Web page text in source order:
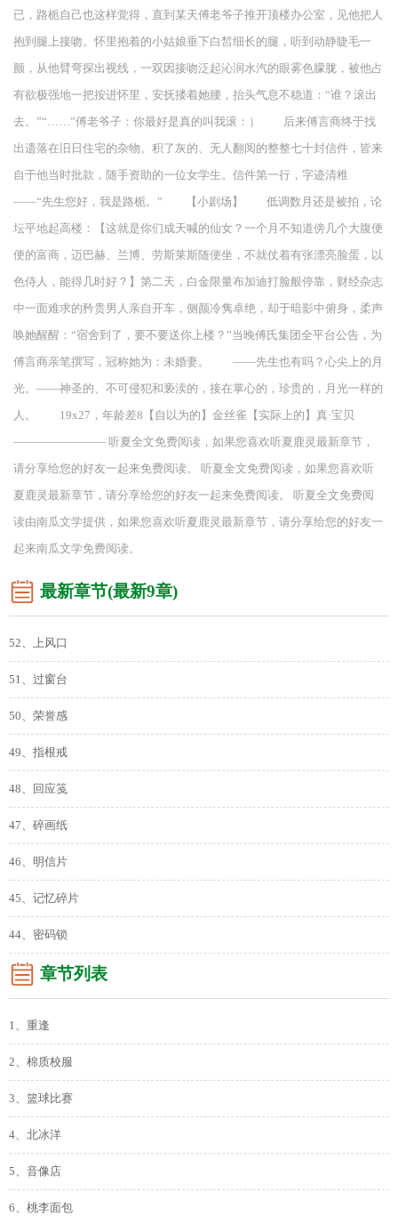
已，路栀自己也这样觉得，直到某天傅老爷子推开顶楼办公室，见他把人
抱到腿上接吻。怀里抱着的小姑娘垂下白皙细长的腿，听到动静睫毛一
颤，从他臂弯探出视线，一双因接吻泛起沁润水汽的眼雾色朦胧，被他占
有欲极强地一把按进怀里，安抚搂着她腰，抬头气息不稳道：“谁？滚出
去。”“……”傅老爷子：你最好是真的叫我滚：） 后来傅言商终于找
出遗落在旧日住宅的杂物。积了灰的、无人翻阅的整整七十封信件，皆来
自于他当时批款，随手资助的一位女学生。信件第一行，字迹清稚
——“先生您好，我是路栀。” 【小剧场】 低调数月还是被拍，论
坛平地起高楼：【这就是你们成天喊的仙女？一个月不知道傍几个大腹便
便的富商，迈巴赫、兰博、劳斯莱斯随便坐，不就仗着有张漂亮脸蛋，以
色侍人，能得几时好？】第二天，白金限量布加迪打脸般停靠，财经杂志
中一面难求的矜贵男人亲自开车，侧颜冷隽卓绝，却于暗影中俯身，柔声
唤她醒醒：“宿舍到了，要不要送你上楼？”当晚傅氏集团全平台公告，为
傅言商亲笔撰写，冠称她为：未婚妻。 ——先生也有吗？心尖上的月
光。——神圣的、不可侵犯和亵渎的，接在掌心的，珍贵的，月光一样的
人。 19x27，年龄差8【自以为的】金丝雀【实际上的】真·宝贝
———————— 听夏全文免费阅读，如果您喜欢听夏鹿灵最新章节，
请分享给您的好友一起来免费阅读。 听夏全文免费阅读，如果您喜欢听
夏鹿灵最新章节，请分享给您的好友一起来免费阅读。 听夏全文免费阅
读由南瓜文学提供，如果您喜欢听夏鹿灵最新章节，请分享给您的好友一
起来南瓜文学免费阅读。
最新章节(最新9章)
52、上风口
51、过窗台
50、荣誉感
49、指根戒
48、回应笺
47、碎画纸
46、明信片
45、记忆碎片
44、密码锁
章节列表
1、重逢
2、棉质校服
3、篮球比赛
4、北冰洋
5、音像店
6、桃李面包